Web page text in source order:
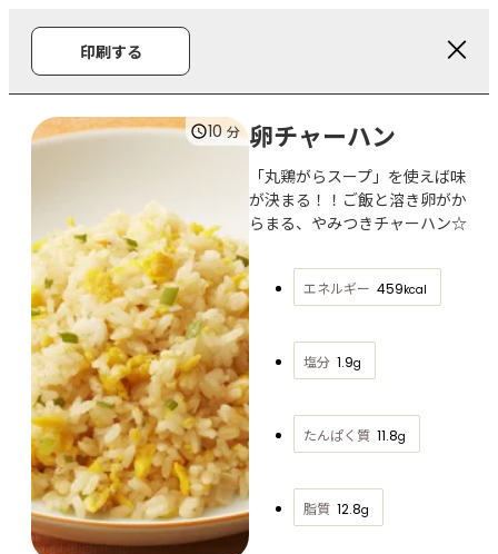
印刷する
10 分 卵チャーハン
「丸鶏がらスープ」を使えば味
が決まる！！ご飯と溶き卵がか
らまる、やみつきチャーハン☆
エネルギー 459kcal
塩分 1.9g
たんぱく質 11.8g
脂質 12.8g